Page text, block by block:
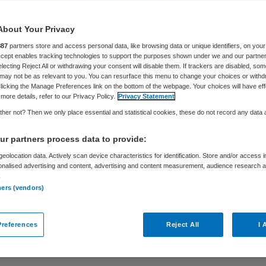
Philip van de Poel 29 november 2019,14:40 164 keer
hebben een bijzondere
Jan Harm Zwaveling van
in Skipr magazine: “Schaalvergroting en
de zorg vooruit te helpen. Maar besteed dan ook
Your Privacy
partners store and access personal data, like browsing data or unique identifiers, on your
enables tracking technologies to support the purposes shown under we and our
Reject All or withdrawing your consent will disable them. If trackers are disabled,
not be as relevant to you. You can resurface this menu to change your choices or
the Manage Preferences link on the bottom of the webpage. Your choices will have
details, refer to our Privacy Policy. Privacy Statement
not? Then we only place essential and statistical cookies, these do not record any data
partners process data to provide:
data. Actively scan device characteristics for identification. Store and/or access
advertising and content, advertising and content measurement, audience research
(vendors)
Reject All I